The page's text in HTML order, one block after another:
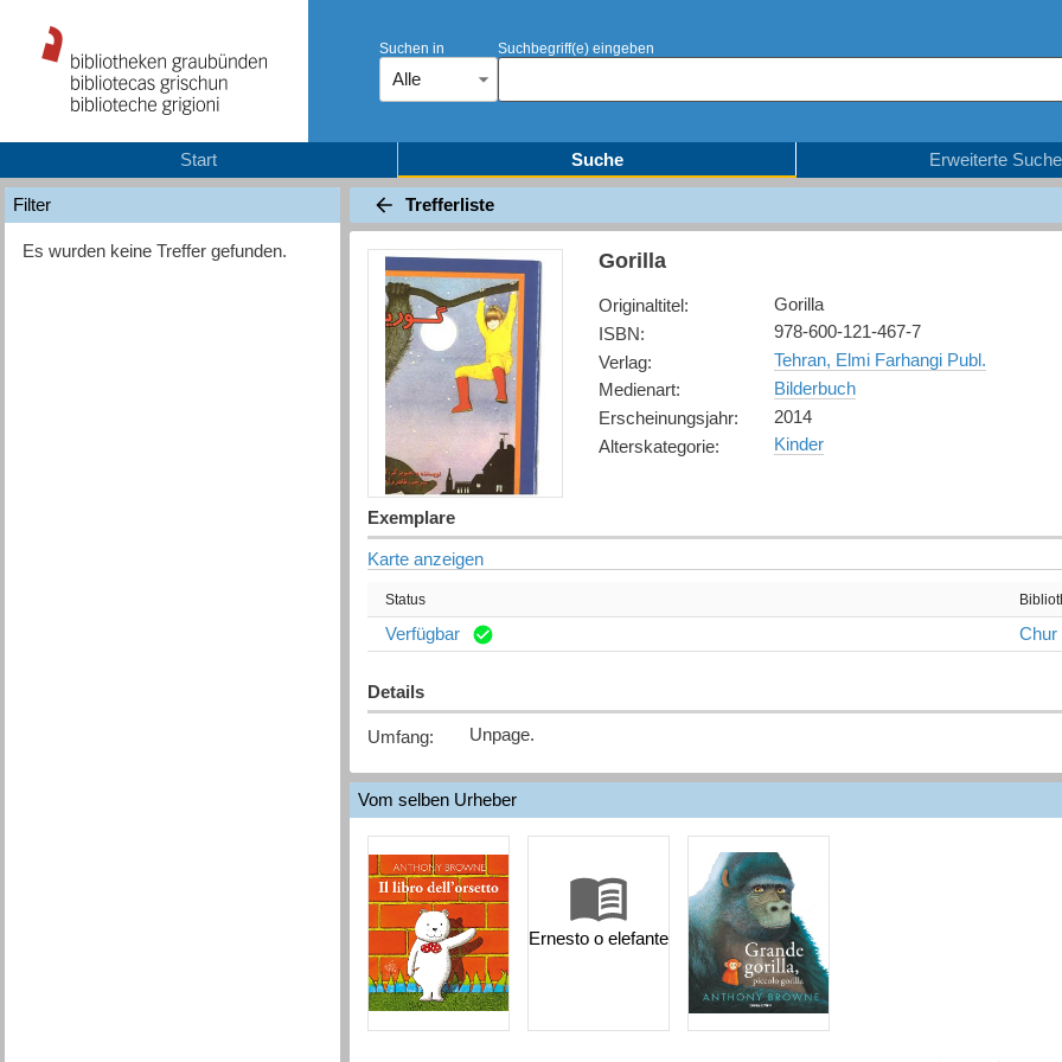
Suchen in
Alle
Suchbegriff(e) eingeben
Start Suche Erweiterte Suche
Filter
Es wurden keine Treffer gefunden.
Trefferliste
Gorilla
Originaltitel:
Gorilla
ISBN:
978-600-121-467-7
Verlag:
Tehran, Elmi Farhangi Publ.
Medienart:
Bilderbuch
Erscheinungsjahr:
2014
Alterskategorie: Kinder
Exemplare
Karte anzeigen
Status
Verfügbar Chur
Details
Umfang: Unpage.
Vom selben Urheber
Ernesto o elefante